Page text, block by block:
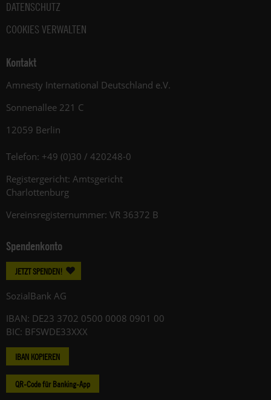
DATENSCHUTZ
COOKIES VERWALTEN
Kontakt
Amnesty International Deutschland e.V.
Sonnenallee 221 C
12059 Berlin
Telefon: +49 (0)30 / 420248-0
Registergericht: Amtsgericht
Charlottenburg
Vereinsregisternummer: VR 36372 B
Spendenkonto
JETZT SPENDEN!
SozialBank AG
IBAN: DE23 3702 0500 0008 0901 00
BIC: BFSWDE33XXX
IBAN KOPIEREN
QR-Code für Banking-App